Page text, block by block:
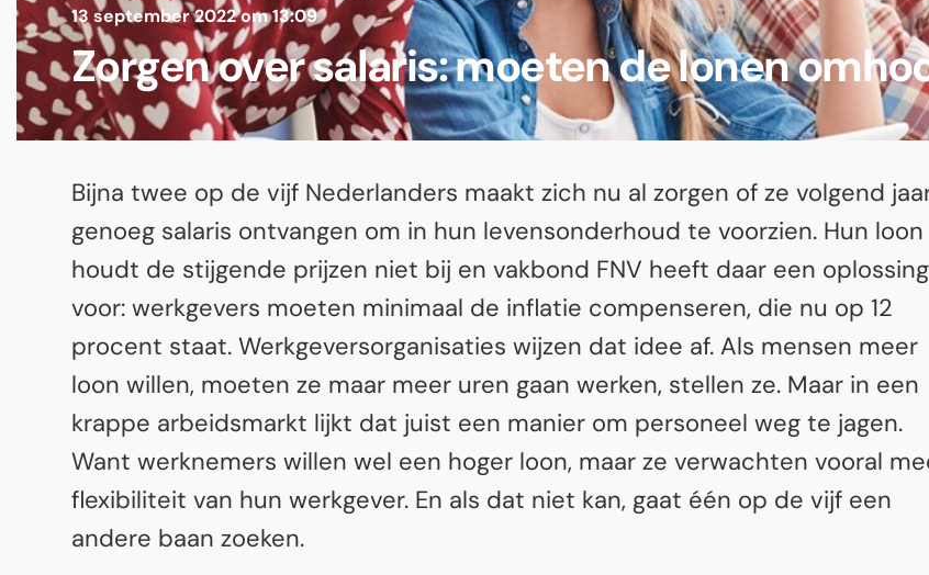
13 september 2022 om 13:09
Zorgen over salaris: moeten de lonen
Bijna twee op de vijf Nederlanders maakt zich nu al zorgen of ze volgend
genoeg salaris ontvangen om in hun levensonderhoud te voorzien. Hun loon
houdt de stijgende prijzen niet bij en vakbond FNV heeft daar een oplossing
voor: werkgevers moeten minimaal de inflatie compenseren, die nu op 12
procent staat. Werkgeversorganisaties wijzen dat idee af. Als mensen meer
loon willen, moeten ze maar meer uren gaan werken, stellen ze. Maar in een
krappe arbeidsmarkt lijkt dat juist een manier om personeel weg te jagen.
Want werknemers willen wel een hoger loon, maar ze verwachten vooral
flexibiliteit van hun werkgever. En als dat niet kan, gaat één op de vijf een
andere baan zoeken.